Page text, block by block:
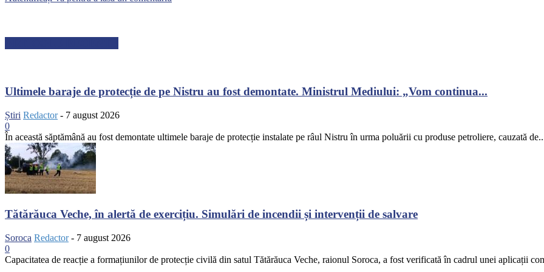
Ultimele baraje de protecție de pe Nistru au fost demontate. Ministrul Mediului: „Vom continua...
Știri Redactor - 7 august 2026
0
În această săptămână au fost demontate ultimele baraje de protecție instalate pe râul Nistru în urma poluării cu produse petroliere, cauzată
Tătărăuca Veche, în alertă de exercițiu. Simulări de incendii și intervenții de salvare
Soroca Redactor - 7 august 2026
0
Capacitatea de reacție a formațiunilor de protecție civilă din satul Tătărăuca Veche, raionul Soroca, a fost verificată în cadrul unei aplicații